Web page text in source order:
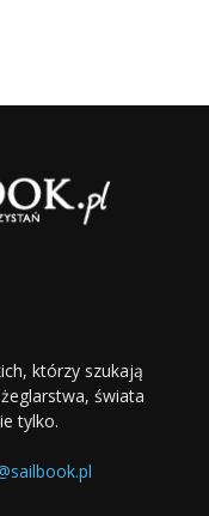
którzy szukają
świata
tylko.